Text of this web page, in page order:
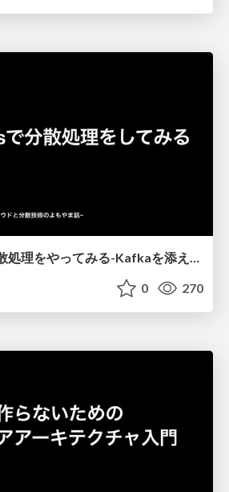
Kubernetesで分散処理をやってみる-Kafkaを添えて-
0 270